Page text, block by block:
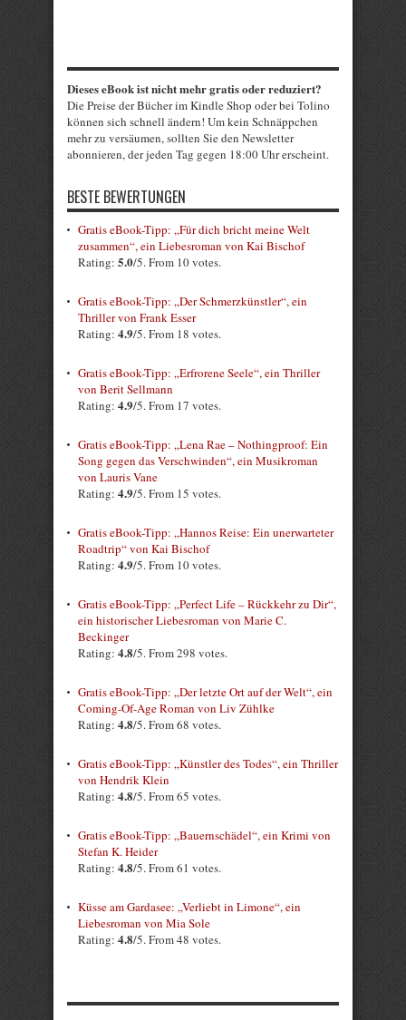
Dieses eBook ist nicht mehr gratis oder reduziert?
Die Preise der Bücher im Kindle Shop oder bei Tolino
können sich schnell ändern! Um kein Schnäppchen
mehr zu versäumen, sollten Sie den Newsletter
abonnieren, der jeden Tag gegen 18:00 Uhr erscheint.
BESTE BEWERTUNGEN
Gratis eBook-Tipp: „Für dich bricht meine Welt
zusammen“, ein Liebesroman von Kai Bischof
Rating: 5.0/5. From 10 votes.
Gratis eBook-Tipp: „Der Schmerzkünstler“, ein
Thriller von Frank Esser
Rating: 4.9/5. From 18 votes.
Gratis eBook-Tipp: „Erfrorene Seele“, ein Thriller
von Berit Sellmann
Rating: 4.9/5. From 17 votes.
Gratis eBook-Tipp: „Lena Rae – Nothingproof: Ein
Song gegen das Verschwinden“, ein Musikroman
von Lauris Vane
Rating: 4.9/5. From 15 votes.
Gratis eBook-Tipp: „Hannos Reise: Ein unerwarteter
Roadtrip“ von Kai Bischof
Rating: 4.9/5. From 10 votes.
Gratis eBook-Tipp: „Perfect Life – Rückkehr zu Dir“,
ein historischer Liebesroman von Marie C.
Beckinger
Rating: 4.8/5. From 298 votes.
Gratis eBook-Tipp: „Der letzte Ort auf der Welt“, ein
Coming-Of-Age Roman von Liv Zühlke
Rating: 4.8/5. From 68 votes.
Gratis eBook-Tipp: „Künstler des Todes“, ein Thriller
von Hendrik Klein
Rating: 4.8/5. From 65 votes.
Gratis eBook-Tipp: „Bauernschädel“, ein Krimi von
Stefan K. Heider
Rating: 4.8/5. From 61 votes.
Küsse am Gardasee: „Verliebt in Limone“, ein
Liebesroman von Mia Sole
Rating: 4.8/5. From 48 votes.